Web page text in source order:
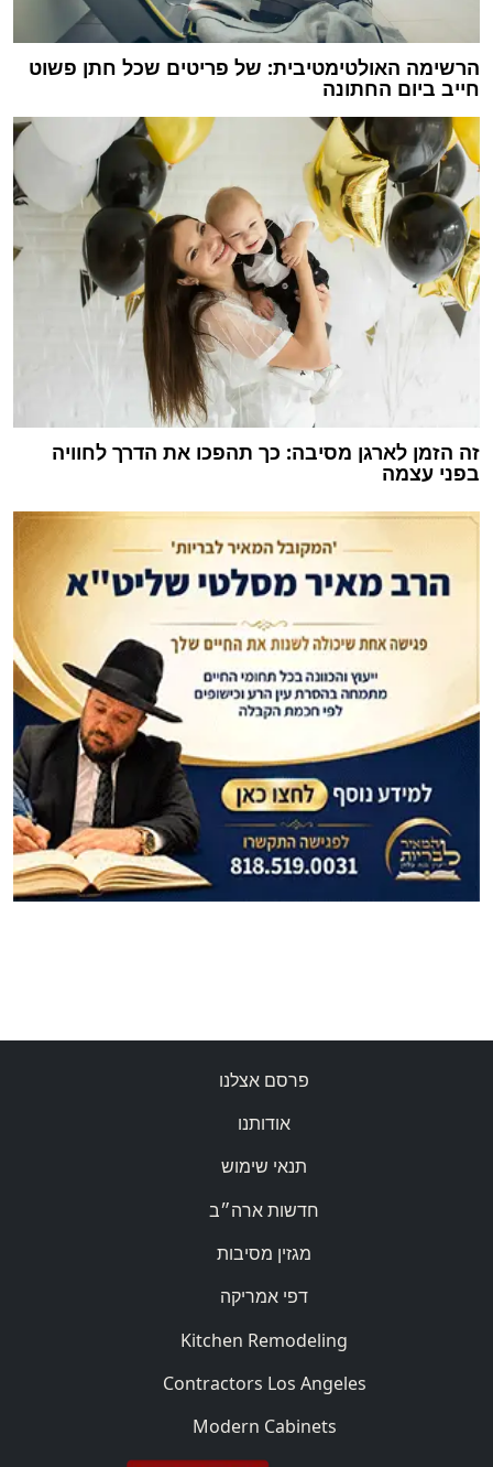
הרשימה האולטימטיבית: של פריטים שכל חתן פשוט
חייב ביום החתונה
זה הזמן לארגן מסיבה: כך תהפכו את הדרך לחוויה
בפני עצמה
פרסם אצלנו
אודותנו
תנאי שימוש
חדשות ארה״ב
מגזין מסיבות
דפי אמריקה
Kitchen Remodeling
Contractors Los Angeles
Modern Cabinets